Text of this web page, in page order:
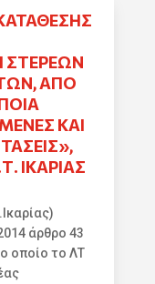
ΣΤΕΡΕΏΝ
ΑΠΌ
ΚΑΙ
ΙΚΑΡΊΑΣ
άρθρο 43
οποίο το ΛΤ